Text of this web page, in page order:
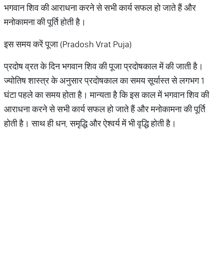
भगवान शिव की आराधना करने से सभी कार्य सफल हो जाते हैं और
मनोकामना की पूर्ति होती है।
इस समय करें पूजा (Pradosh Vrat Puja)
प्रदोष व्रत के दिन भगवान शिव की पूजा प्रदोषकाल में की जाती है।
ज्योतिष शास्त्र के अनुसार प्रदोषकाल का समय सूर्यास्त से लगभग 1
घंटा पहले का समय होता है। मान्यता है कि इस काल में भगवान शिव की
आराधना करने से सभी कार्य सफल हो जाते हैं और मनोकामना की पूर्ति
होती है। साथ ही धन, समृद्धि और ऐश्वर्य में भी वृद्धि होती है।